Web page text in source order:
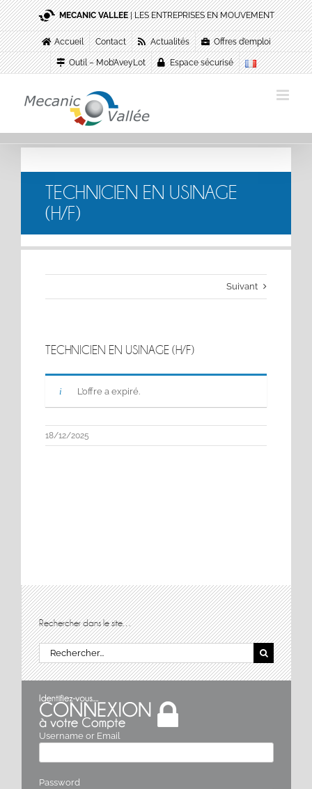
Passer
au
contenu
MECANIC VALLEE| LES ENTREPRISES EN MOUVEMENT
Accueil Contact Actualités Offres d’emploi
Outil – Mob’AveyLot Espace sécurisé
TECHNICIEN EN USINAGE
(H/F)
Suivant
TECHNICIEN EN USINAGE (H/F)
L’offre a expiré.
18/12/2025
Rechercher dans le site…
Rechercher:
Username or Email
Password